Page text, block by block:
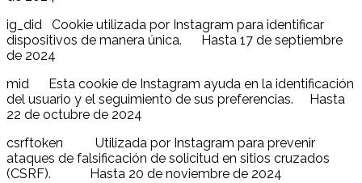
ig_did Cookie utilizada por Instagram para identificar
dispositivos de manera única. Hasta 17 de septiembre
de 2024
mid Esta cookie de Instagram ayuda en la identificación
del usuario y el seguimiento de sus preferencias. Hasta
22 de octubre de 2024
csrftoken Utilizada por Instagram para prevenir
ataques de falsificación de solicitud en sitios cruzados
(CSRF). Hasta 20 de noviembre de 2024